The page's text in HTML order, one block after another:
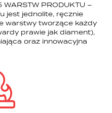
WARSTW PRODUKTU –
jest jednolite, ręcznie
warstwy tworzące każdy
prawie jak diament),
oraz innowacyjna